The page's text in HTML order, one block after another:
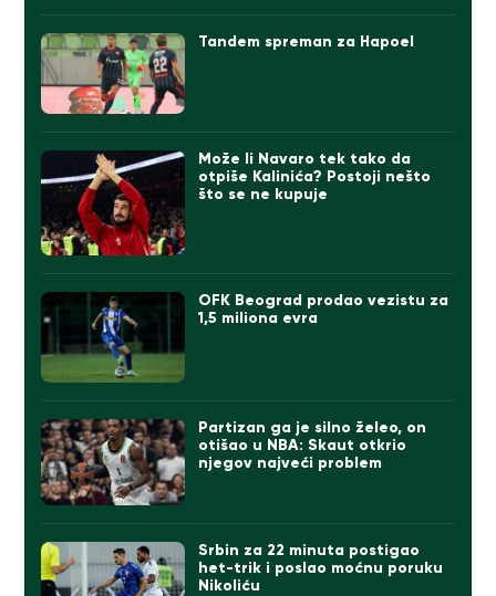
Tandem spreman za Hapoel
Može li Navaro tek tako da
otpiše Kalinića? Postoji nešto
što se ne kupuje
OFK Beograd prodao vezistu za
1,5 miliona evra
Partizan ga je silno želeo, on
otišao u NBA: Skaut otkrio
njegov najveći problem
Srbin za 22 minuta postigao
het-trik i poslao moćnu poruku
Nikoliću